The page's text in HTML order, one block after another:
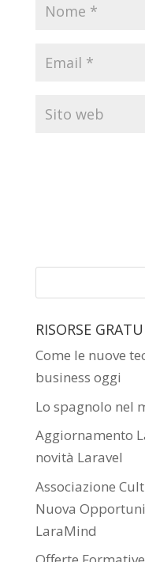
RISORSE
Come le nuove
business oggi
Lo spagnolo nel
Aggiornamento
novità Laravel
Associazione
Nuova
LaraMind